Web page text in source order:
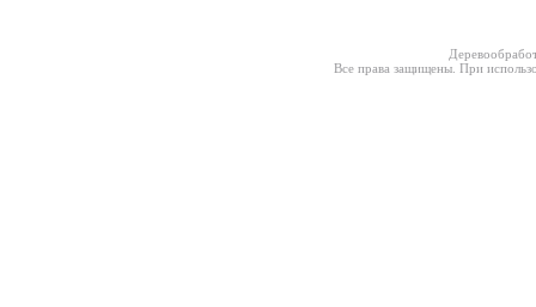
Все права защищены. При